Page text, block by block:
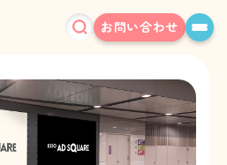
お問い合わせ